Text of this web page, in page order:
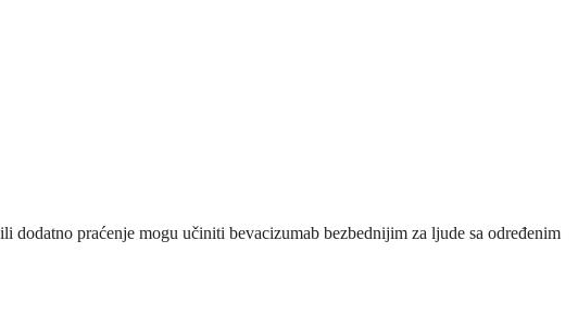
praćenje mogu učiniti bevacizumab bezbednijim za ljude sa određenim